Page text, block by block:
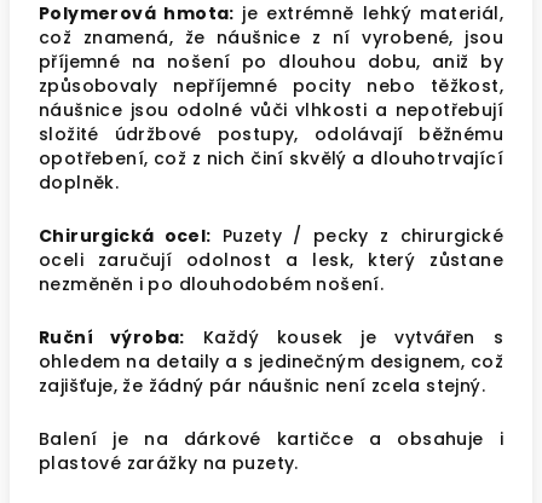
Polymerová hmota: je extrémně lehký materiál,
což znamená, že náušnice z ní vyrobené, jsou
příjemné na nošení po dlouhou dobu, aniž by
způsobovaly nepříjemné pocity nebo těžkost,
náušnice jsou odolné vůči vlhkosti a nepotřebují
složité údržbové postupy, odolávají běžnému
opotřebení, což z nich činí skvělý a dlouhotrvající
doplněk.
Chirurgická ocel: Puzety / pecky z chirurgické
oceli zaručují odolnost a lesk, který zůstane
nezměněn i po dlouhodobém nošení.
Ruční výroba: Každý kousek je vytvářen s
ohledem na detaily a s jedinečným designem, což
zajišťuje, že žádný pár náušnic není zcela stejný.
Balení je na dárkové kartičce a obsahuje i
plastové zarážky na puzety.